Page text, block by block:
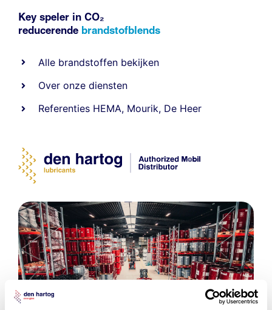
Key speler in CO₂
reducerende brandstofblends
Alle brandstoffen bekijken
Over onze diensten
Referenties HEMA, Mourik, De Heer